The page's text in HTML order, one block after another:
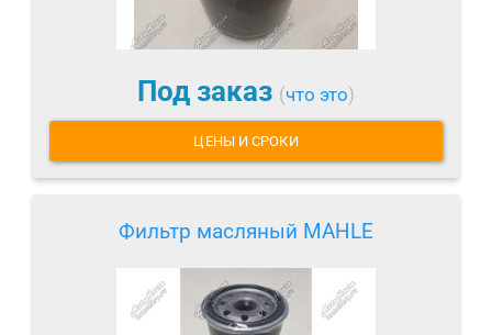
Под заказ (что это)
ЦЕНЫ И СРОКИ
Фильтр масляный MAHLE